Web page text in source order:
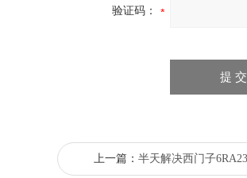
验证码：
上一篇： 半天解决西门子